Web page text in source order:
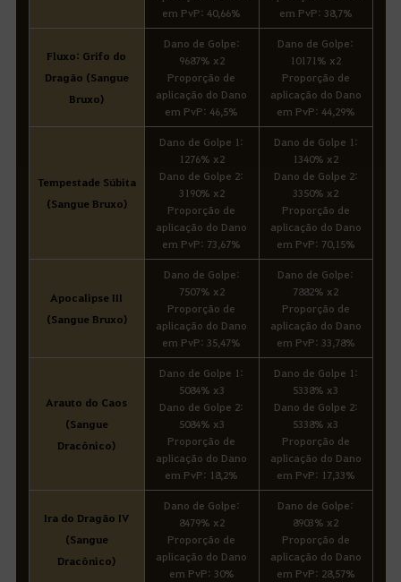
em PvP: 40,66%
em PvP: 38,7%
Fluxo: Grifo do
Dragão (Sangue
Bruxo)
Dano de Golpe:
9687% x2
Proporção de
aplicação do Dano
em PvP: 46,5%
Dano de Golpe:
10171% x2
Proporção de
aplicação do Dano
em PvP: 44,29%
Tempestade Súbita
(Sangue Bruxo)
Dano de Golpe 1:
1276% x2
Dano de Golpe 2:
3190% x2
Proporção de
aplicação do Dano
em PvP: 73,67%
Dano de Golpe 1:
1340% x2
Dano de Golpe 2:
3350% x2
Proporção de
aplicação do Dano
em PvP: 70,15%
Apocalipse III
(Sangue Bruxo)
Dano de Golpe:
7507% x2
Proporção de
aplicação do Dano
em PvP: 35,47%
Dano de Golpe:
7882% x2
Proporção de
aplicação do Dano
em PvP: 33,78%
Arauto do Caos
(Sangue
Dracônico)
Dano de Golpe 1:
5084% x3
Dano de Golpe 2:
5084% x3
Proporção de
aplicação do Dano
em PvP: 18,2%
Dano de Golpe 1:
5338% x3
Dano de Golpe 2:
5338% x3
Proporção de
aplicação do Dano
em PvP: 17,33%
Ira do Dragão IV
(Sangue
Dracônico)
Dano de Golpe:
8479% x2
Proporção de
aplicação do Dano
em PvP: 30%
Dano de Golpe:
8903% x2
Proporção de
aplicação do Dano
em PvP: 28,57%